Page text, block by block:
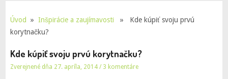
Úvod » Inšpirácie a zaujímavosti » Kde kúpiť svoju prvú
korytnačku?
Kde kúpiť svoju prvú korytnačku?
Zverejnené dňa 27. apríla, 2014/ 3 komentáre